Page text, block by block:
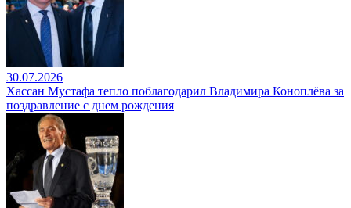
30.07.2026
Хассан Мустафа тепло поблагодарил Владимира Коноплёва за
поздравление с днем рождения